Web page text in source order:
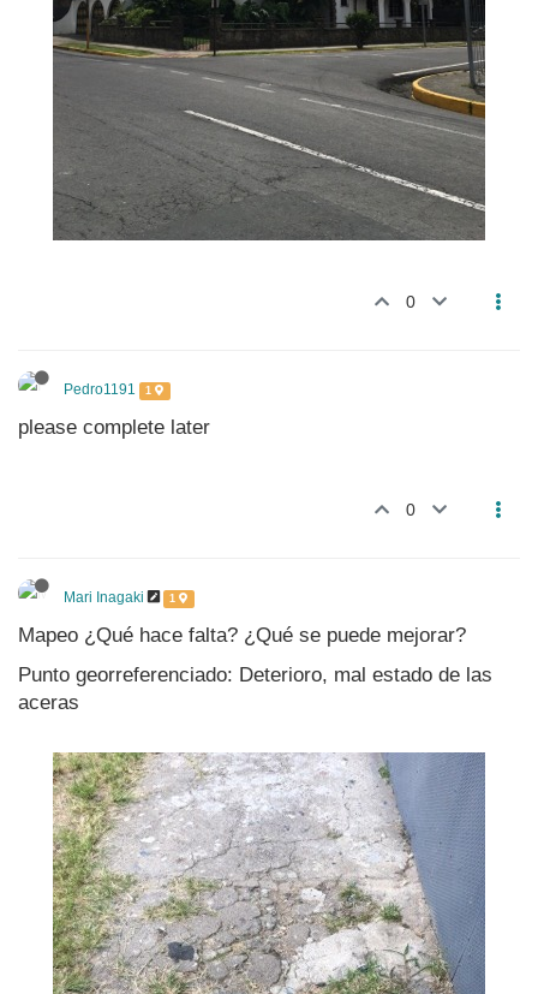
0
Pedro1191 1
please complete later
0
Mari Inagaki 1
Mapeo ¿Qué hace falta? ¿Qué se puede mejorar?
Punto georreferenciado: Deterioro, mal estado de las
aceras